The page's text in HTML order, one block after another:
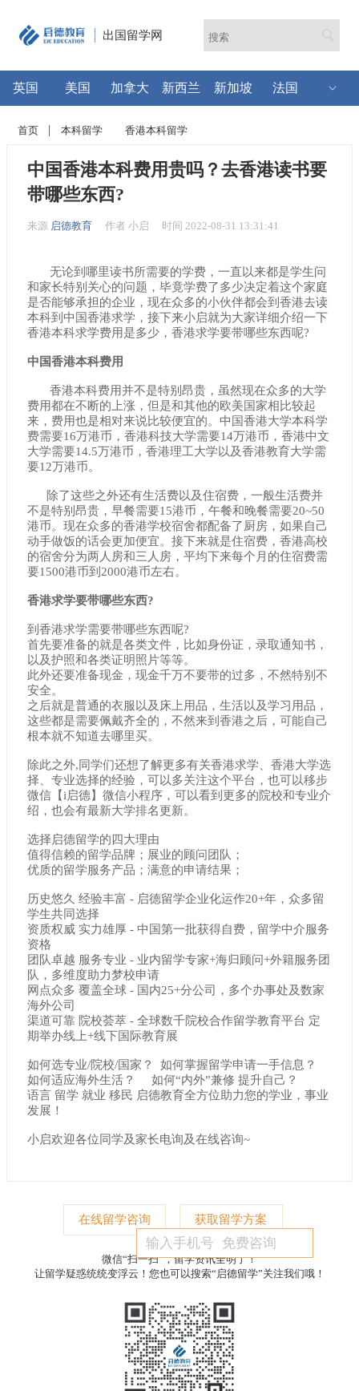
出国留学网
英国 美国 加拿大 新西兰 新加坡 法国
首页 本科留学 香港本科留学
中国香港本科费用贵吗？去香港读书要
带哪些东西?
来源 启德教育 作者 小启 时间 2022-08-31 13:31:41
无论到哪里读书所需要的学费，一直以来都是学生问
和家长特别关心的问题，毕竟学费了多少决定着这个家庭
是否能够承担的企业，现在众多的小伙伴都会到香港去读
本科到中国香港求学，接下来小启就为大家详细介绍一下
香港本科求学费用是多少，香港求学要带哪些东西呢?
中国香港本科费用
香港本科费用并不是特别昂贵，虽然现在众多的大学
费用都在不断的上涨，但是和其他的欧美国家相比较起
来，费用也是相对来说比较便宜的。中国香港大学本科学
费需要16万港币，香港科技大学需要14万港币，香港中文
大学需要14.5万港币，香港理工大学以及香港教育大学需
要12万港币。
除了这些之外还有生活费以及住宿费，一般生活费并
不是特别昂贵，早餐需要15港币，午餐和晚餐需要20~50
港币。现在众多的香港学校宿舍都配备了厨房，如果自己
动手做饭的话会更加便宜。接下来就是住宿费，香港高校
的宿舍分为两人房和三人房，平均下来每个月的住宿费需
要1500港币到2000港币左右。
香港求学要带哪些东西?
到香港求学需要带哪些东西呢?
首先要准备的就是各类文件，比如身份证，录取通知书，
以及护照和各类证明照片等等。
此外还要准备现金，现金千万不要带的过多，不然特别不
安全。
之后就是普通的衣服以及床上用品，生活以及学习用品，
这些都是需要佩戴齐全的，不然来到香港之后，可能自己
根本就不知道去哪里买。
除此之外,同学们还想了解更多有关香港求学、香港大学选
择、专业选择的经验，可以多关注这个平台，也可以移步
微信【i启德】微信小程序，可以看到更多的院校和专业介
绍，也会有最新大学排名更新。
选择启德留学的四大理由
值得信赖的留学品牌；展业的顾问团队；
优质的留学服务产品；满意的申请结果；
历史悠久 经验丰富 - 启德留学企业化运作20+年，众多留
学生共同选择
资质权威 实力雄厚 - 中国第一批获得自费，留学中介服务
资格
团队卓越 服务专业 - 业内留学专家+海归顾问+外籍服务团
队，多维度助力梦校申请
网点众多 覆盖全球 - 国内25+分公司，多个办事处及数家
海外公司
渠道可靠 院校荟萃 - 全球数千院校合作留学教育平台 定
期举办线上+线下国际教育展
如何选专业/院校/国家？ 如何掌握留学申请一手信息？
如何适应海外生活？ 如何“内外”兼修 提升自己？
语言 留学 就业 移民 启德教育全方位助力您的学业，事业
发展！
小启欢迎各位同学及家长电询及在线咨询~
在线留学咨询 获取留学方案
微信“扫一扫”，留学资讯全明了！
让留学疑惑统统变浮云！您也可以搜索“启德留学”关注我们哦！